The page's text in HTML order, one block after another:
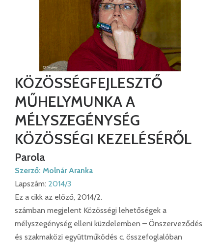
KÖZÖSSÉGFEJLESZTŐ
MŰHELYMUNKA A
MÉLYSZEGÉNYSÉG
KÖZÖSSÉGI KEZELÉSÉRŐL
Parola
Szerző: Molnár Aranka
Lapszám: 2014/3
Ez a cikk az előző, 2014/2.
számban megjelent Közösségi lehetőségek a
mélyszegénység elleni küzdelemben – Önszerveződés
és szakmaközi együttműködés c. összefoglalóban